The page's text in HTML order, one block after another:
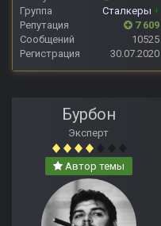
Группа
Сталкеры +
Репутация
7 609
Сообщений
10525
Регистрация
30.07.2020
Бурбон
Эксперт
Автор темы